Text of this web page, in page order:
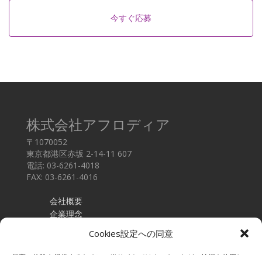
Cookies設定への同意
今すぐ応募
株式会社アフロディア
〒1070052
東京都港区赤坂 2-14-11 607
電話: 03-6261-4018
FAX: 03-6261-4016
会社概要
企業理念
お問い合わせ